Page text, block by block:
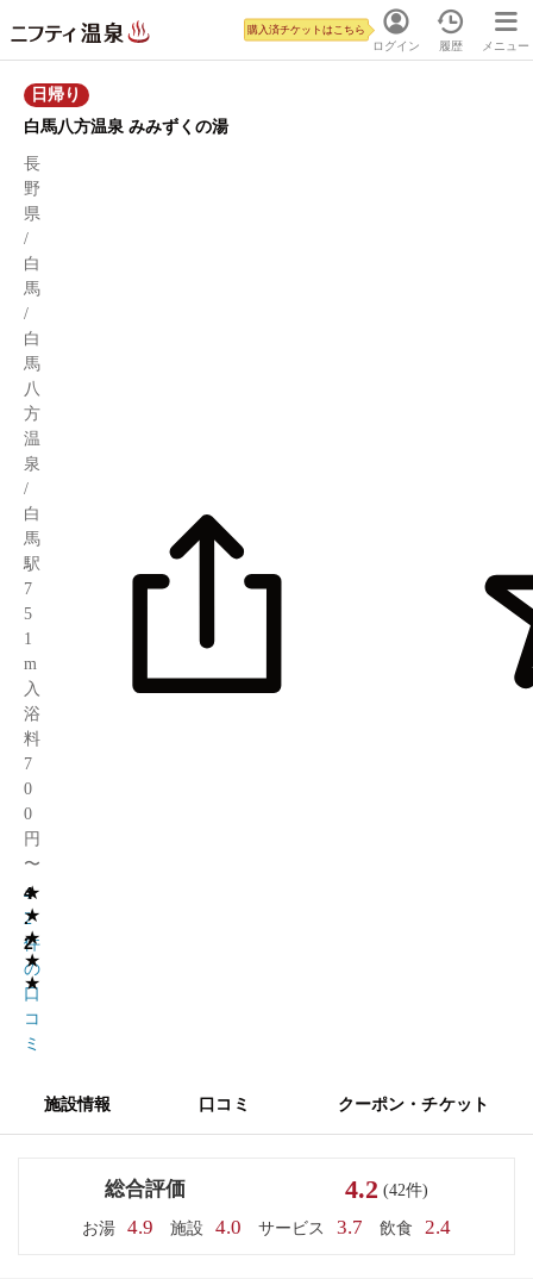
ログイン
購入済チケットはこちら
履歴 メニュー
日帰り
白馬八方温泉 みみずくの湯
長
野
県
/
白
馬
/
白
馬
八
方
温
泉
/
白
馬
駅
7
5
1
m
入
浴
料
7
0
0
円
〜
★
★
★
★
★
4
.
2
4
2
件
の
口
コ
ミ
施設情報 口コミ クーポン・チケット
総合評価 4.2 (42件)
お湯 4.9 施設 4.0 サービス 3.7 飲食 2.4